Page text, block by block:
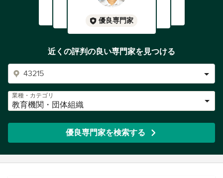
優良専門家
近くの評判の良い専門家を見つける
業種・カテゴリ
教育機関・団体組織
優良専門家を検索する